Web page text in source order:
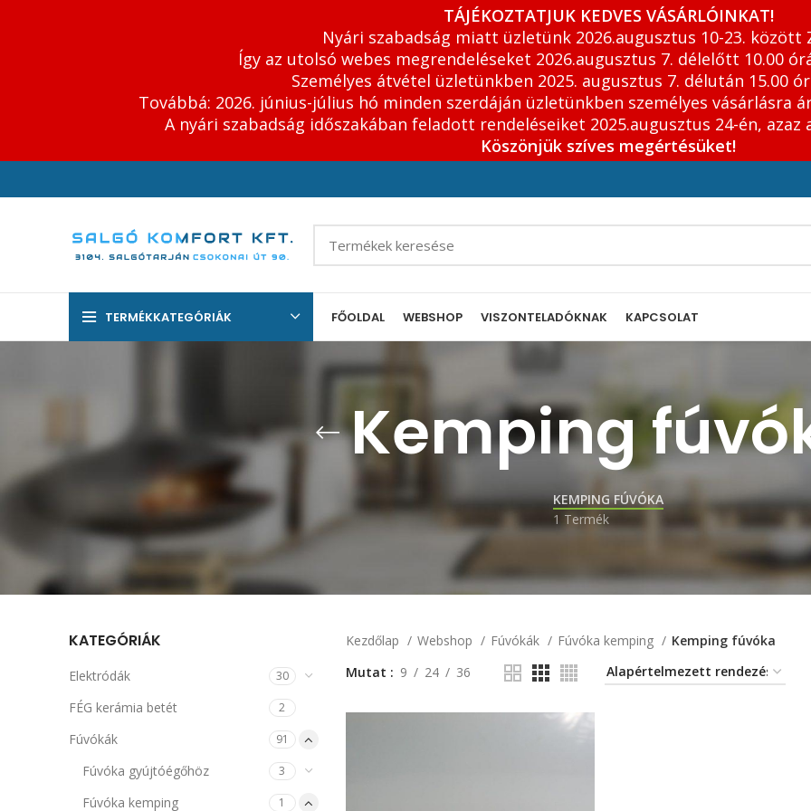
TÁJÉKOZTATJUK KEDVES VÁSÁRLÓINKAT!
Nyári szabadság miatt üzletünk 2026.augusztus 10-23. között
Így az utolsó webes megrendeléseket 2026.augusztus 7. délelőtt 10.00
Személyes átvétel üzletünkben 2025. augusztus 7. délután 15.00
Továbbá: 2026. június-július hó minden szerdáján üzletünkben személyes vásárlásra
A nyári szabadság időszakában feladott rendeléseiket 2025.augusztus 24-én,
Köszönjük szíves megértésüket!
TERMÉKKATEGÓRIÁK FŐOLDAL WEBSHOP VISZONTELADÓKNAK KAPCSOLAT
Kemping
KEMPING FÚVÓKA
1 Termék
KATEGÓRIÁK
Elektródák 30
FÉG kerámia betét 2
Fúvókák 91
Fúvóka gyújtóégőhöz 3
Fúvóka kemping 1
Kezdőlap Webshop Fúvókák Fúvóka kemping
Kemping fúvóka
Mutat
9 24 36